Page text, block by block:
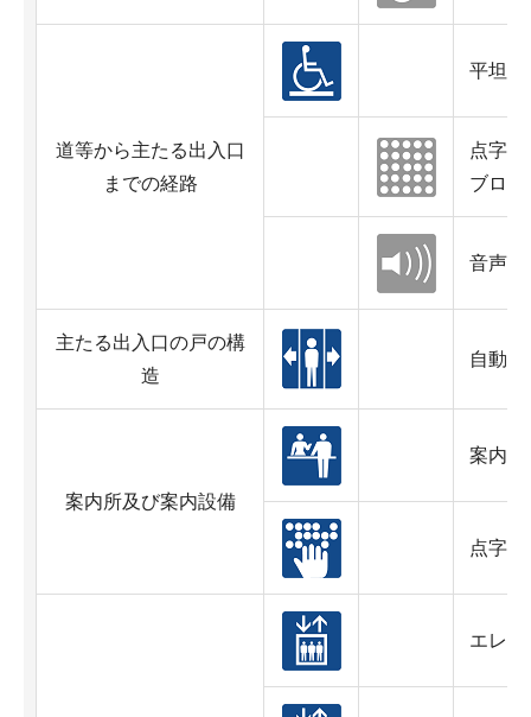
道等から主たる出入口
までの経路
平坦
点字
ブロッ
音声案
主たる出入口の戸の構
造
自動ド
案内所及び案内設備
案内所
点字案
エレ